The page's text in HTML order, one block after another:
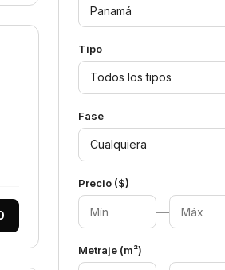
Tipo
Todos los tipos
Fase
Cualquiera
Precio ($)
—
Metraje (m²)